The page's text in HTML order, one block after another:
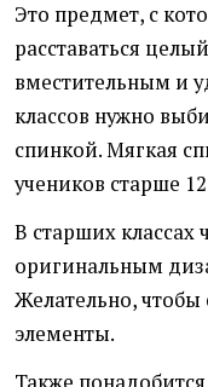
Это предмет, с
расставаться
вместительным и
классов нужно
спинкой. Мягкая
учеников старше 12
В старших классах
оригинальным
Желательно,
элементы.